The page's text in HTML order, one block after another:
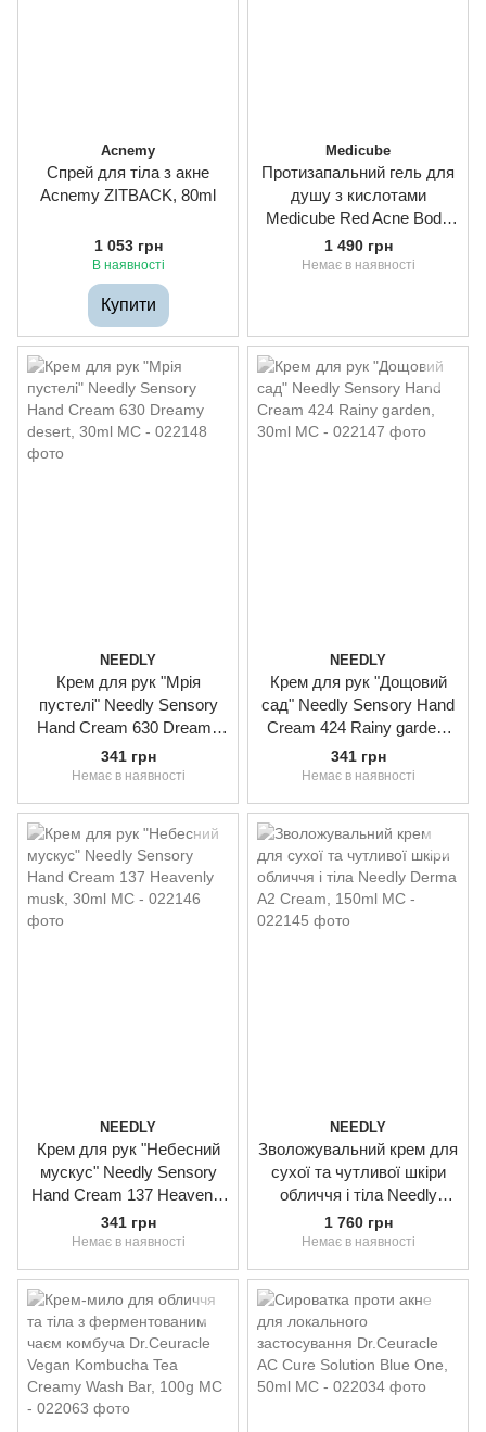
Acnemy
Спрей для тіла з акне
Acnemy ZITBACK, 80ml
1 053 грн
В наявності
Купити
Medicube
Протизапальний гель для
душу з кислотами
Medicube Red Acne Body
Wash, 400g
1 490 грн
Немає в наявності
NEEDLY
Крем для рук "Мрія
пустелі" Needly Sensory
Hand Cream 630 Dreamy
desert, 30ml
341 грн
Немає в наявності
NEEDLY
Крем для рук "Дощовий
сад" Needly Sensory Hand
Cream 424 Rainy garden,
30ml
341 грн
Немає в наявності
NEEDLY
Крем для рук "Небесний
мускус" Needly Sensory
Hand Cream 137 Heavenly
musk, 30ml
341 грн
Немає в наявності
NEEDLY
Зволожувальний крем для
сухої та чутливої шкіри
обличчя і тіла Needly
Derma A2 Cream, 150ml
1 760 грн
Немає в наявності